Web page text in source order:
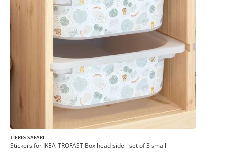
TIERIG SAFARI
Stickers for IKEA TROFAST Box head side - set of 3 small